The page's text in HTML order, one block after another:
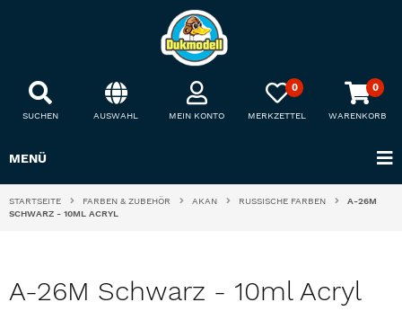
SUCHEN AUSWAHL MEIN KONTO
0
MERKZETTEL
0
WARENKORB
MENÜ
STARTSEITE FARBEN & ZUBEHÖR AKAN RUSSISCHE FARBEN
A-26M
SCHWARZ - 10ML ACRYL
A-26M Schwarz - 10ml Acryl